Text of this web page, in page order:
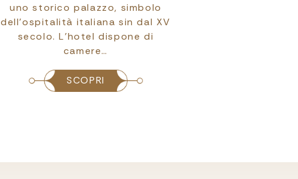
uno storico palazzo, simbolo
dell’ospitalità italiana sin dal XV
secolo. L’hotel dispone di
camere…
SCOPRI